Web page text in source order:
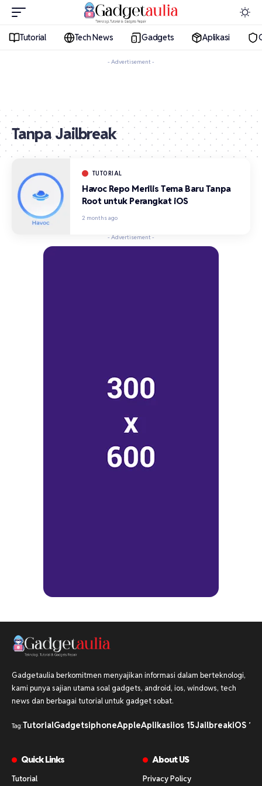
Tutorial Tech News Gadgets Aplikasi
- Advertisement -
Tanpa Jailbreak
TUTORIAL
Havoc Repo Merilis Tema Baru Tanpa
Root untuk Perangkat iOS
2 months ago
- Advertisement -
Gadgetaulia berkomitmen menyajikan informasi dalam berteknologi,
kami punya sajian utama soal gadgets, android, ios, windows, tech
news dan berbagai tutorial untuk gadget sobat.
Tag:TutorialGadgetsiphoneAppleAplikasiios 15JailbreakiOS 16
Quick Links
Tutorial
About US
Privacy Policy